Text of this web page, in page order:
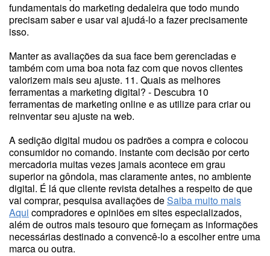
fundamentais do marketing dedaleira que todo mundo
precisam saber e usar vai ajudá-lo a fazer precisamente
isso.
Manter as avaliações da sua face bem gerenciadas e
também com uma boa nota faz com que novos clientes
valorizem mais seu ajuste. 11. Quais as melhores
ferramentas a marketing digital? - Descubra 10
ferramentas de marketing online e as utilize para criar ou
reinventar seu ajuste na web.
A sedição digital mudou os padrões a compra e colocou
consumidor no comando. instante com decisão por certo
mercadoria muitas vezes jamais acontece em grau
superior na gôndola, mas claramente antes, no ambiente
digital. É lá que cliente revista detalhes a respeito de que
vai comprar, pesquisa avaliações deSaiba muito mais
Aqui compradores e opiniões em sites especializados,
além de outros mais tesouro que forneçam as informações
necessárias destinado a convencê-lo a escolher entre uma
marca ou outra.